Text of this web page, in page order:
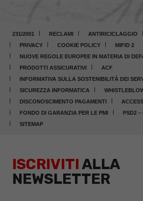
231/2001 RECLAMI ANTIRICICLAGGIO
PRIVACY
COOKIE POLICY
MIFID 2
NUOVE REGOLE EUROPEE IN MATERIA DI
PRODOTTI ASSICURATIVI
ACF
INFORMATIVA SULLA SOSTENIBILITÀ DEI
SICUREZZA INFORMATICA
DISCONOSCIMENTO PAGAMENTI
FONDO DI GARANZIA PER LE PMI
PSD2
SITEMAP
ISCRIVITIALLA
NEWSLETTER